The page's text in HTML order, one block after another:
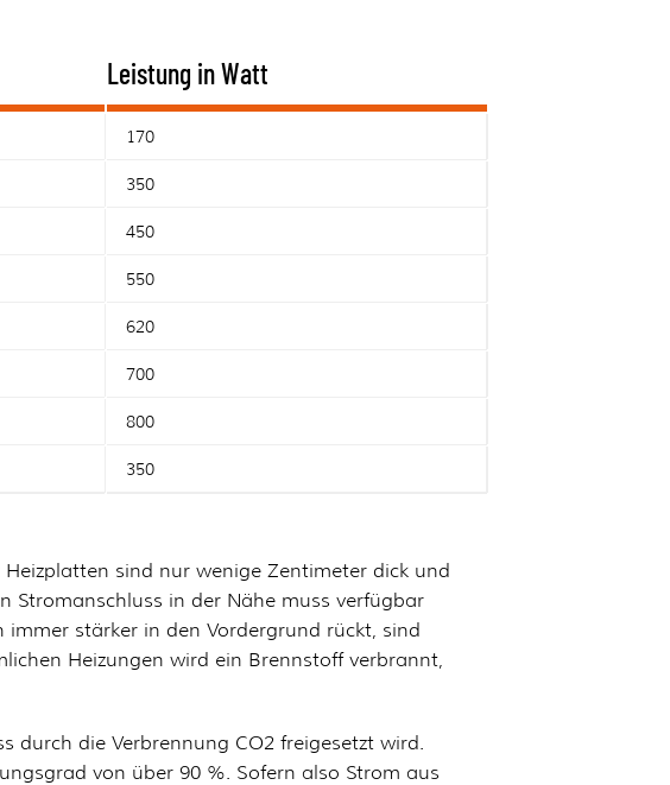
Leistung in Watt
170
350
450
550
620
700
800
350
sind nur wenige Zentimeter dick und
Stromanschluss in der Nähe muss verfügbar
stärker in den Vordergrund rückt, sind
Heizungen wird ein Brennstoff verbrannt,
die Verbrennung CO2 freigesetzt wird.
von über 90 %. Sofern also Strom aus